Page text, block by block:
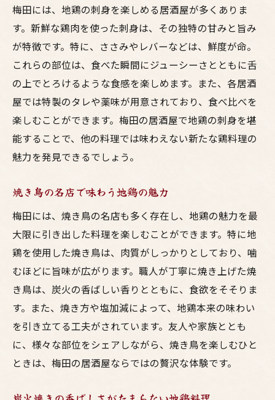
梅田には、地鶏の刺身を楽しめる居酒屋が多くありま
す。新鮮な鶏肉を使った刺身は、その独特の甘みと旨み
が特徴です。特に、ささみやレバーなどは、鮮度が命。
これらの部位は、食べた瞬間にジューシーさとともに舌
の上でとろけるような食感を楽しめます。また、各居酒
屋では特製のタレや薬味が用意されており、食べ比べを
楽しむことができます。梅田の居酒屋で地鶏の刺身を堪
能することで、他の料理では味わえない新たな鶏料理の
魅力を発見できるでしょう。
焼き鳥の名店で味わう地鶏の魅力
梅田には、焼き鳥の名店も多く存在し、地鶏の魅力を最
大限に引き出した料理を楽しむことができます。特に地
鶏を使用した焼き鳥は、肉質がしっかりとしており、噛
むほどに旨味が広がります。職人が丁寧に焼き上げた焼
き鳥は、炭火の香ばしい香りとともに、食欲をそそりま
す。また、焼き方や塩加減によって、地鶏本来の味わい
を引き立てる工夫がされています。友人や家族ととも
に、様々な部位をシェアしながら、焼き鳥を楽しむひと
ときは、梅田の居酒屋ならではの贅沢な体験です。